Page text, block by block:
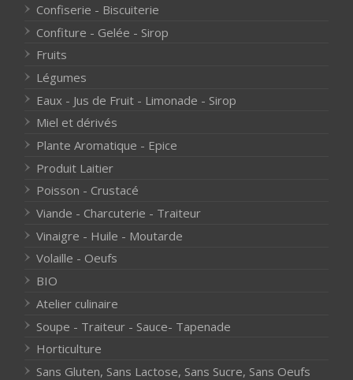
Confiserie - Biscuiterie
Confiture - Gelée - Sirop
Fruits
Légumes
Eaux - Jus de Fruit - Limonade - Sirop
Miel et dérivés
Plante Aromatique - Epice
Produit Laitier
Poisson - Crustacé
Viande - Charcuterie - Traiteur
Vinaigre - Huile - Moutarde
Volaille - Oeufs
BIO
Atelier culinaire
Soupe - Traiteur - Sauce- Tapenade
Horticulture
Sans Gluten, Sans Lactose, Sans Sucre, Sans Oeufs